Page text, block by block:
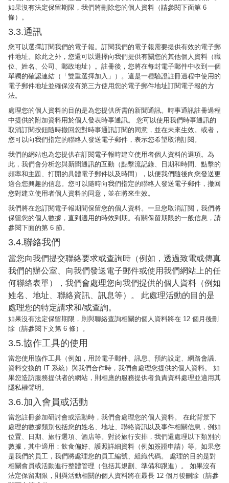
如果沒有法定保留期限，我們將刪除您的個人資料（請參閱下面第 6
條）。
3.3.通訊
您可以選擇訂閱我們的電子報。訂閱我們的電子報需要提供有效的電子郵
件地址。除此之外，您還可以選擇向我們提供有關您的其他個人資料（職
位、姓名、公司、郵政地址）。註冊後，您將在每封電子郵件中收到一個
單獨的確認連結（「雙重選擇加入」）。這是一種驗證註冊過程中使用的
電子郵件地址並確保沒有第三方使用您的電子郵件地址訂閱電子報的方
法。
處理您的個人資料的目的是為您提供所需的新聞通訊。時事通訊註冊過程
中提供的附加資料用於個人發表時事通訊。 您可以使用我們時事通訊的
取消訂閱按鈕隨時撤回您對時事通訊訂閱的同意，並在未來生效。或者，
您可以向我們指定的聯絡人發送電子郵件，表示您希望取消訂閱。
我們的網站也為您提供在訂閱電子報時建立使用者個人資料的選項。為
此，我們會分析您與新聞通訊的互動（點擊流記錄、日期和時間、點擊的
頻率和主題、打開的具體電子郵件以及時間），以便我們隨後向您發送更
適合您興趣的信息。您可以隨時向我們指定的聯絡人發送電子郵件，撤回
您對建立使用者個人資料的同意，並在將來生效。
我們將在您訂閱電子報期間保留您的個人資料。一旦您取消訂閱，我們將
保留您的個人數據，直到適用的時效到期。有關保留期限的一般信息，請
參閱下面的第 6 節。
3.4.聯絡我們
當您向我們提交聯絡要求或查詢時（例如，透過致電或傳真
我們的辦公室、向我們發送電子郵件或使用我們網站上的任
何聯絡表單），我們會處理您向我們提供的個人資料（例如
姓名、地址、聯絡資訊、訊息等）。 此處理活動的目的是
處理您的特定請求和/或查詢。
如果沒有法定保留期限，則與聯絡查詢相關的個人資料將在 12 個月後刪
除（請參閱下文第 6 條）。
3.5.協作工具的使用
當您使用協作工具（例如，用於電子郵件、訊息、預約設定、網路會議、
資料交換的 IT 系統）與我們合作時，我們會處理您提供的個人資料。 如
果您造訪服務提供者的網站，則相應的服務提供者負責資料處理並適用其
隱私權聲明。
3.6.加入會員或活動
當您註冊參加研討會或活動時，我們會處理您的個人資料。 在此背景下
處理的數據類別包括您的姓名、地址、聯絡資訊以及事件相關信息，例如
位置、日期、旅行選項、酒店等。對於旅行安排，我們還處理以下類別的
數據，其中適用：飲食偏好、護照詳細資料（例如簽證申請）等。如果您
是我們的員工，我們將處理您的員工編號、組織代碼。 處理的目的是對
相關會員或活動進行整體管理（包括其規劃、準備和跟進）。 如果沒有
法定保留期限，則與活動相關的個人資料將在最長 12 個月後刪除（請參